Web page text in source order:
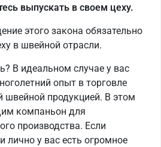
выпускать в своем цеху.
этого закона обязательно
в швейной отрасли.
В идеальном случае у вас
опыт в торговле
швейной продукцией. В этом
компаньон для
производства. Если
лично у вас есть огромное